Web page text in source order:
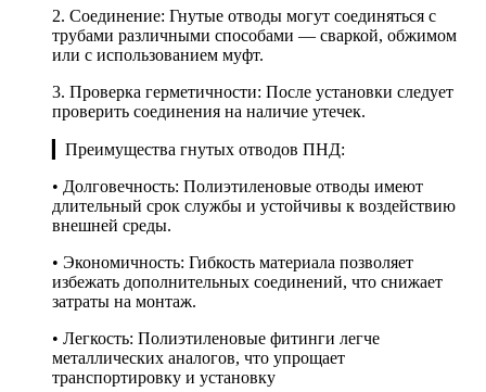
2. Соединение: Гнутые отводы могут соединяться с
трубами различными способами — сваркой, обжимом
или с использованием муфт.
3. Проверка герметичности: После установки следует
проверить соединения на наличие утечек.
▎Преимущества гнутых отводов ПНД:
• Долговечность: Полиэтиленовые отводы имеют
длительный срок службы и устойчивы к воздействию
внешней среды.
• Экономичность: Гибкость материала позволяет
избежать дополнительных соединений, что снижает
затраты на монтаж.
• Легкость: Полиэтиленовые фитинги легче
металлических аналогов, что упрощает
транспортировку и установку